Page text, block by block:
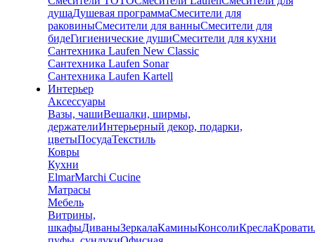
душаДушевая программаСмесители для
раковиныСмесители для ванныСмесители для
бидеГигиенические душиСмесители для кухни
Сантехника Laufen New Classic
Сантехника Laufen Sonar
Сантехника Laufen Kartell
Интерьер
Аксессуары
Вазы, чашиВешалки, ширмы,
держателиИнтерьерный декор, подарки,
цветыПосудаТекстиль
Ковры
Кухни
ElmarMarchi Cucine
Матрасы
Мебель
Витрины,
шкафыДиваныЗеркалаКаминыКонсолиКреслаКровати